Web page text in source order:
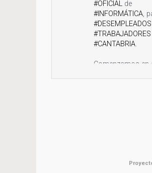
#OFICIAL de
#INFORMÁTICA,
#DESEMPLEADOS
#TRABAJADORES
#CANTABRIA.
Comenzamos en